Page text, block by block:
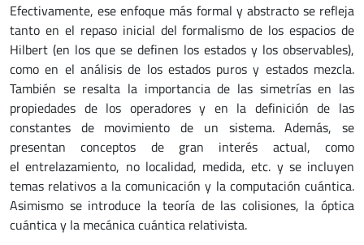
Efectivamente, ese enfoque más formal y abstracto se refleja
tanto en el repaso inicial del formalismo de los espacios de
Hilbert (en los que se definen los estados y los observables),
como en el análisis de los estados puros y estados mezcla.
También se resalta la importancia de las simetrías en las
propiedades de los operadores y en la definición de las
constantes de movimiento de un sistema. Además, se
presentan conceptos de gran interés actual, como
el entrelazamiento, no localidad, medida, etc. y se incluyen
temas relativos a la comunicación y la computación cuántica.
Asimismo se introduce la teoría de las colisiones, la óptica
cuántica y la mecánica cuántica relativista.